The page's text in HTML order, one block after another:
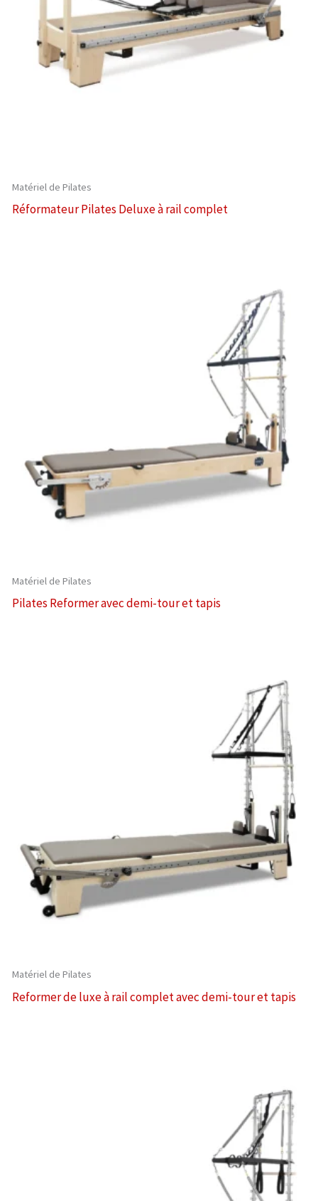
Matériel de Pilates
Réformateur Pilates Deluxe à rail complet
Matériel de Pilates
Pilates Reformer avec demi-tour et tapis
Matériel de Pilates
Reformer de luxe à rail complet avec demi-tour et tapis